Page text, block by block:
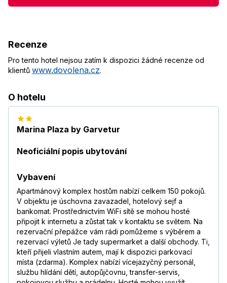
Recenze
Pro tento hotel nejsou zatím k dispozici žádné recenze od
klientů www.dovolena.cz.
O hotelu
Marina Plaza by Garvetur
Neoficiální popis ubytování
Vybavení
Apartmánový komplex hostům nabízí celkem 150 pokojů.
V objektu je úschovna zavazadel, hotelový sejf a
bankomat. Prostřednictvím WiFi sítě se mohou hosté
připojit k internetu a zůstat tak v kontaktu se světem. Na
rezervační přepážce vám rádi pomůžeme s výběrem a
rezervací výletů Je tady supermarket a další obchody. Ti,
kteří přijeli vlastním autem, mají k dispozici parkovací
místa (zdarma). Komplex nabízí vícejazyčný personál,
službu hlídání dětí, autopůjčovnu, transfer-servis,